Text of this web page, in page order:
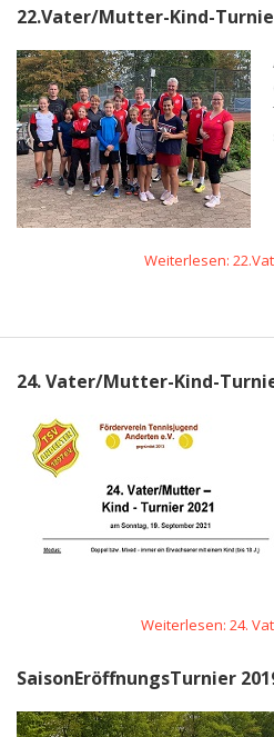
22.Vater/Mutter-Kind-
Weiterlesen:
24. Vater/Mutter-Kind-
Weiterlesen: 24.
SaisonEröffnungsTurnier